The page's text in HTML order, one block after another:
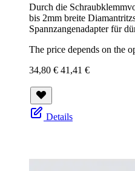
Durch die
bis 2mm breite
Spannzangenadapter für
The price depends on the
34,80 € 41,41 €
Details